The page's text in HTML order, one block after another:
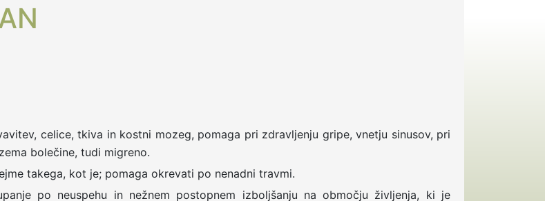
celice, tkiva in kostni mozeg, pomaga pri zdravljenju gripe, vnetju sinusov, pri
bolečine, tudi migreno.
takega, kot je; pomaga okrevati po nenadni travmi.
po neuspehu in nežnem postopnem izboljšanju na območju življenja, ki je